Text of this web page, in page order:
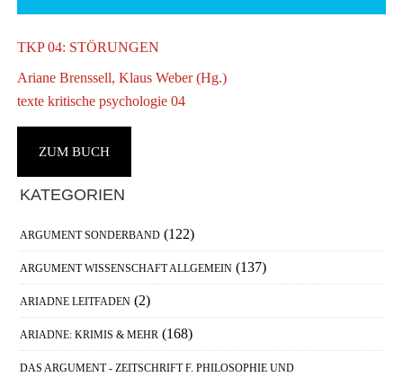
TKP 04: STÖRUNGEN
Ariane Brenssell, Klaus Weber (Hg.)
texte kritische psychologie 04
ZUM BUCH
Haupt-
Sidebar
KATEGORIEN
ARGUMENT SONDERBAND (122)
ARGUMENT WISSENSCHAFT ALLGEMEIN (137)
ARIADNE LEITFADEN (2)
ARIADNE: KRIMIS & MEHR (168)
DAS ARGUMENT - ZEITSCHRIFT F. PHILOSOPHIE UND